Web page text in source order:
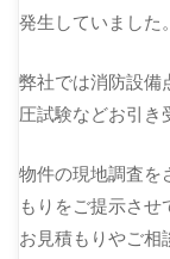
発生していました。
弊社では消防設備
圧試験などお引き
物件の現地調査を
もりをご提示させ
お見積もりやご相